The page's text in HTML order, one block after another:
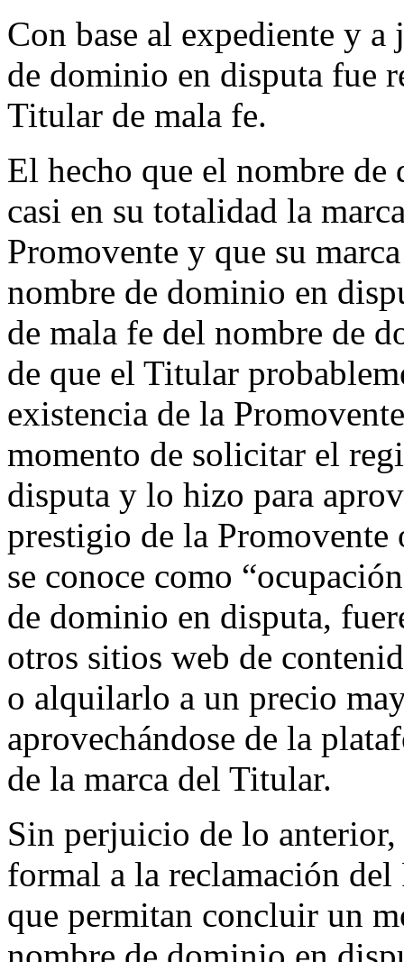
Con base al expediente y
de dominio en disputa fue
Titular de mala fe.
El hecho que el nombre
casi en su totalidad la
Promovente y que su
nombre de dominio en
de mala fe del nombre de
de que el Titular
existencia de la
momento de solicitar el
disputa y lo hizo para
prestigio de la
se conoce como
de dominio en disputa,
otros sitios web de
o alquilarlo a un precio
aprovechándose de la
de la marca del Titular.
Sin perjuicio de lo
formal a la reclamación
que permitan concluir un